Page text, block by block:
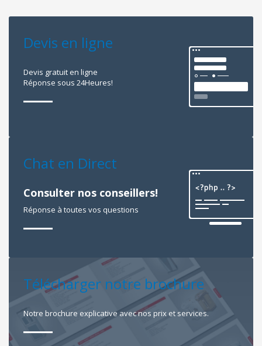
Devis en ligne
Devis gratuit en ligne
Réponse sous 24Heures!
Chat en Direct
Consulter nos conseillers!
Réponse à toutes vos questions
Télécharger notre brochure
Notre brochure explicative avec nos prix et services.